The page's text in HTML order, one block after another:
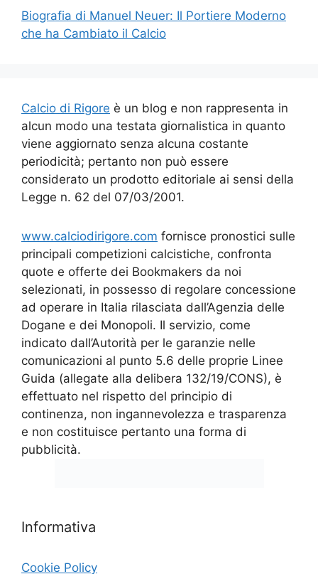
Biografia di Manuel Neuer: Il Portiere Moderno
che ha Cambiato il Calcio
Calcio di Rigore è un blog e non rappresenta in
alcun modo una testata giornalistica in quanto
viene aggiornato senza alcuna costante
periodicità; pertanto non può essere
considerato un prodotto editoriale ai sensi della
Legge n. 62 del 07/03/2001.
www.calciodirigore.com fornisce pronostici sulle
principali competizioni calcistiche, confronta
quote e offerte dei Bookmakers da noi
selezionati, in possesso di regolare concessione
ad operare in Italia rilasciata dall’Agenzia delle
Dogane e dei Monopoli. Il servizio, come
indicato dall’Autorità per le garanzie nelle
comunicazioni al punto 5.6 delle proprie Linee
Guida (allegate alla delibera 132/19/CONS), è
effettuato nel rispetto del principio di
continenza, non ingannevolezza e trasparenza
e non costituisce pertanto una forma di
pubblicità.
Informativa
Cookie Policy